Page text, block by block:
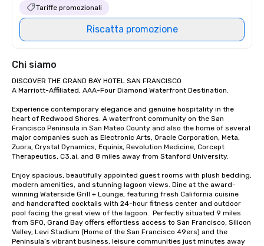
Tariffe promozionali
Riscatta promozione
Chi siamo
DISCOVER THE GRAND BAY HOTEL SAN FRANCISCO
A Marriott-Affiliated, AAA-Four Diamond Waterfront Destination.
Experience contemporary elegance and genuine hospitality in the
heart of Redwood Shores. A waterfront community on the San
Francisco Peninsula in San Mateo County and also the home of several
major companies such as Electronic Arts, Oracle Corporation, Meta,
Zuora, Crystal Dynamics, Equinix, Revolution Medicine, Corcept
Therapeutics, C3.ai, and 8 miles away from Stanford University.
Enjoy spacious, beautifully appointed guest rooms with plush bedding,
modern amenities, and stunning lagoon views. Dine at the award-
winning Waterside Grill + Lounge, featuring fresh California cuisine
and handcrafted cocktails with 24-hour fitness center and outdoor
pool facing the great view of the lagoon.  Perfectly situated 9 miles
from SFO, Grand Bay offers effortless access to San Francisco, Silicon
Valley, Levi Stadium (Home of the San Francisco 49ers) and the
Peninsula’s vibrant business, leisure communities just minutes away